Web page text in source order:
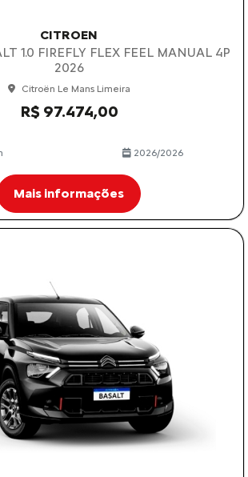
CITROEN
1.0 FIREFLY FLEX FEEL MANUAL 4P
2026
Citroën Le Mans Limeira
R$ 97.474,00
2026/2026
Mais informações